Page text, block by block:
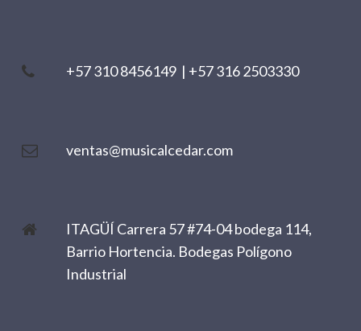
+57 310 8456149 | +57 316 2503330
ventas@musicalcedar.com
ITAGÜÍ Carrera 57 #74-04 bodega 114,
Barrio Hortencia. Bodegas Polígono
Industrial